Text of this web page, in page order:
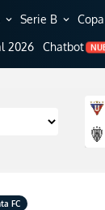
expand_more Serie B expand_more
2026 Chatbot
FC